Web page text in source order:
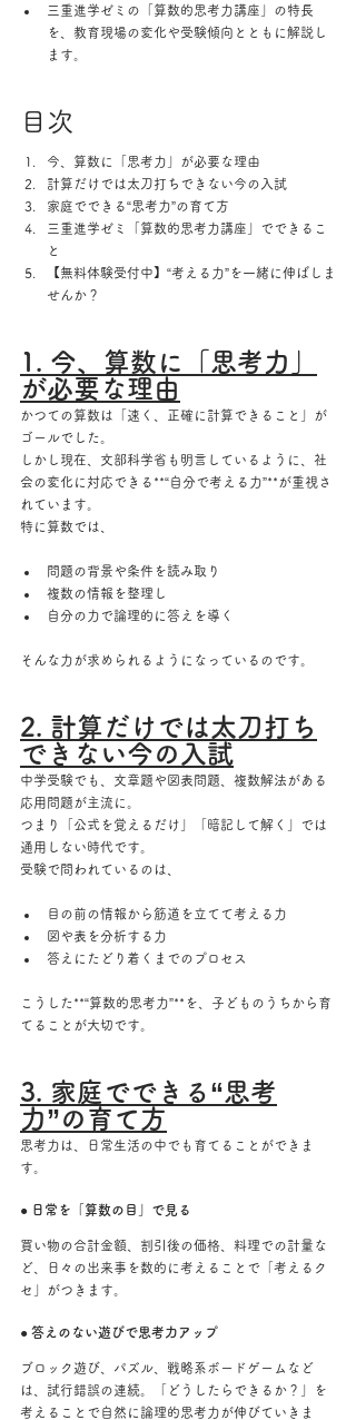
三重進学ゼミの「算数的思考力講座」の特長
を、教育現場の変化や受験傾向とともに解説し
ます。
目次
今、算数に「思考力」が必要な理由
計算だけでは太刀打ちできない今の入試
家庭でできる“思考力”の育て方
三重進学ゼミ「算数的思考力講座」でできるこ
と
【無料体験受付中】“考える力”を一緒に伸ばしま
せんか？
1. 今、算数に「思考力」
が必要な理由
かつての算数は「速く、正確に計算できること」が
ゴールでした。
しかし現在、文部科学省も明言しているように、社
会の変化に対応できる**“自分で考える力”**が重視さ
れています。
特に算数では、
問題の背景や条件を読み取り
複数の情報を整理し
自分の力で論理的に答えを導く
そんな力が求められるようになっているのです。
2. 計算だけでは太刀打ち
できない今の入試
中学受験でも、文章題や図表問題、複数解法がある
応用問題が主流に。
つまり「公式を覚えるだけ」「暗記して解く」では
通用しない時代です。
受験で問われているのは、
目の前の情報から筋道を立てて考える力
図や表を分析する力
答えにたどり着くまでのプロセス
こうした**“算数的思考力”**を、子どものうちから育
てることが大切です。
3. 家庭でできる“思考
力”の育て方
思考力は、日常生活の中でも育てることができま
す。
● 日常を「算数の目」で見る
買い物の合計金額、割引後の価格、料理での計量な
ど、日々の出来事を数的に考えることで「考えるク
セ」がつきます。
● 答えのない遊びで思考力アップ
ブロック遊び、パズル、戦略系ボードゲームなど
は、試行錯誤の連続。「どうしたらできるか？」を
考えることで自然に論理的思考力が伸びていきま